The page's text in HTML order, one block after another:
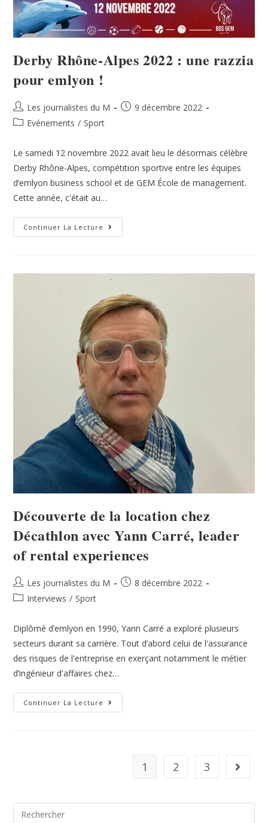
Derby Rhône-Alpes 2022 : une razzia
pour emlyon !
Les journalistes du M
9 décembre 2022
Evénements / Sport
Le samedi 12 novembre 2022 avait lieu le désormais célèbre
Derby Rhône-Alpes, compétition sportive entre les équipes
d’emlyon business school et de GEM École de management.
Cette année, c'était au…
Continuer La Lecture
Découverte de la location chez
Décathlon avec Yann Carré, leader
of rental experiences
Les journalistes du M
8 décembre 2022
Interviews / Sport
Diplômé d’emlyon en 1990, Yann Carré a exploré plusieurs
secteurs durant sa carrière. Tout d’abord celui de l'assurance
des risques de l'entreprise en exerçant notamment le métier
d’ingénieur d'affaires chez…
Continuer La Lecture
1 2 3